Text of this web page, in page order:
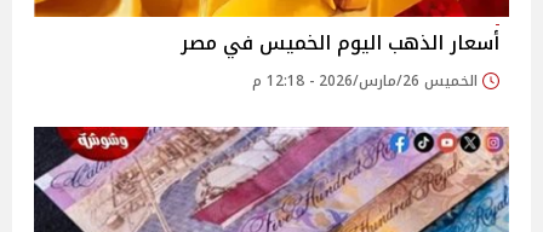
أسعار الذهب اليوم الخميس في مصر
الخميس 26/مارس/2026 - 12:18 م